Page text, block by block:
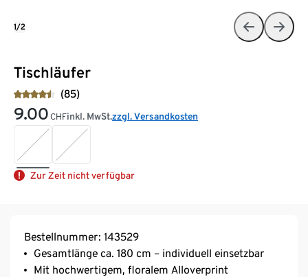
Tischläufer
(85)
9.00 CHFinkl. MwSt.zzgl. Versandkosten
Zur Zeit nicht verfügbar
1/2
Bestellnummer: 143529
Gesamtlänge ca. 180 cm – individuell einsetzbar
Mit hochwertigem, floralem Alloverprint